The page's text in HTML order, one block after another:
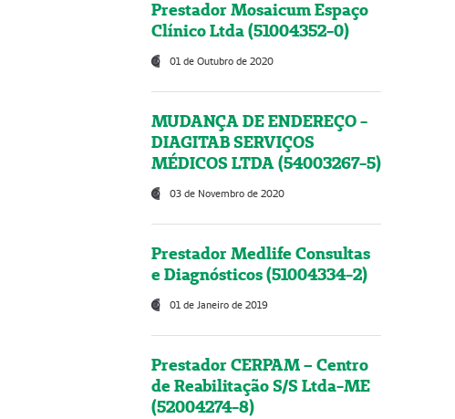
Prestador Mosaicum Espaço
Clínico Ltda (51004352-0)
01 de Outubro de 2020
MUDANÇA DE ENDEREÇO -
DIAGITAB SERVIÇOS
MÉDICOS LTDA (54003267-5)
03 de Novembro de 2020
Prestador Medlife Consultas
e Diagnósticos (51004334-2)
01 de Janeiro de 2019
Prestador CERPAM – Centro
de Reabilitação S/S Ltda-ME
(52004274-8)